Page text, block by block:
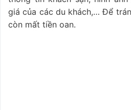
giá của các du khách,… Để
còn mất tiền oan.